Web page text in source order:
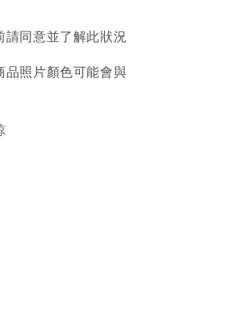
請同意並了解此狀況
品照片顏色可能會與